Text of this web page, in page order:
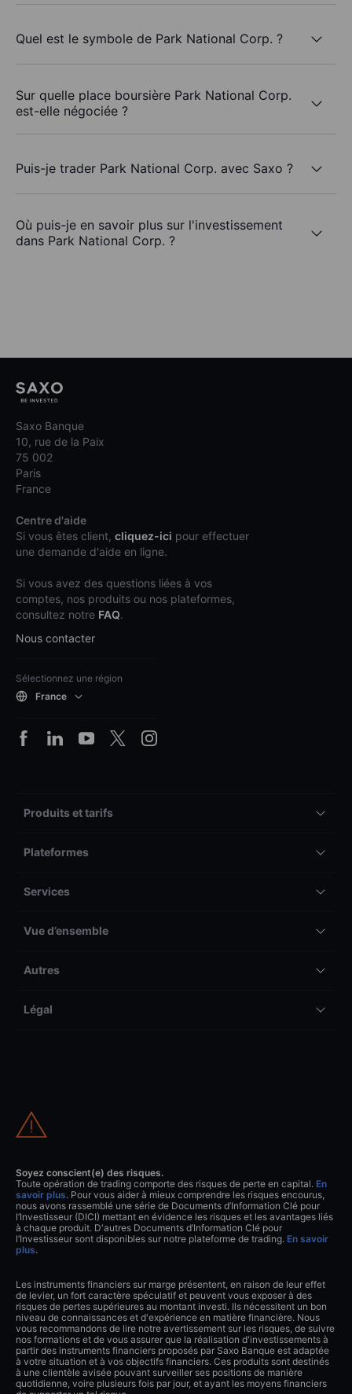
Quel est le symbole de Park National Corp. ?
Sur quelle place boursière Park National Corp.
est-elle négociée ?
Puis-je trader Park National Corp. avec Saxo ?
Où puis-je en savoir plus sur l'investissement
dans Park National Corp. ?
Saxo Banque
10, rue de la Paix
75 002
Paris
France
Centre d'aide
Si vous êtes client, cliquez-ici pour effectuer
une demande d'aide en ligne.
Si vous avez des questions liées à vos
comptes, nos produits ou nos plateformes,
consultez notre FAQ.
Nous contacter
Sélectionnez une région
France
Produits et tarifs
Plateformes
Services
Vue d’ensemble
Autres
Légal
Soyez conscient(e) des risques.
Toute opération de trading comporte des risques de perte en capital. En
savoir plus. Pour vous aider à mieux comprendre les risques encourus,
nous avons rassemblé une série de Documents d’Information Clé pour
l’Investisseur (DICI) mettant en évidence les risques et les avantages liés
à chaque produit. D'autres Documents d’Information Clé pour
l’Investisseur sont disponibles sur notre plateforme de trading. En savoir
plus.
Les instruments financiers sur marge présentent, en raison de leur effet
de levier, un fort caractère spéculatif et peuvent vous exposer à des
risques de pertes supérieures au montant investi. Ils nécessitent un bon
niveau de connaissances et d'expérience en matière financière. Nous
vous recommandons de lire notre avertissement sur les risques, de suivre
nos formations et de vous assurer que la réalisation d'investissements à
partir des instruments financiers proposés par Saxo Banque est adaptée
à votre situation et à vos objectifs financiers. Ces produits sont destinés
à une clientèle avisée pouvant surveiller ses positions de manière
quotidienne, voire plusieurs fois par jour, et ayant les moyens financiers